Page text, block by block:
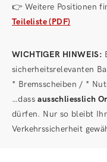
👉 Weitere Positionen
Teileliste (PDF)
WICHTIGER HINWEIS:
sicherheitsrelevanten
* Bremsscheiben / *
…dassausschliesslich
dürfen. Nur so bleibt
Verkehrssicherheit